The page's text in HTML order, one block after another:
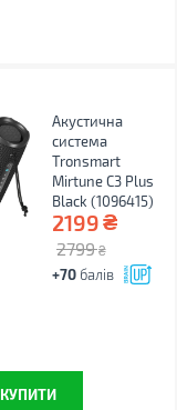
Акустична
система
Tronsmart
Mirtune C3 Plus
Black (1096415)
2199₴
2799 ₴
+70 балів
КУПИТИ